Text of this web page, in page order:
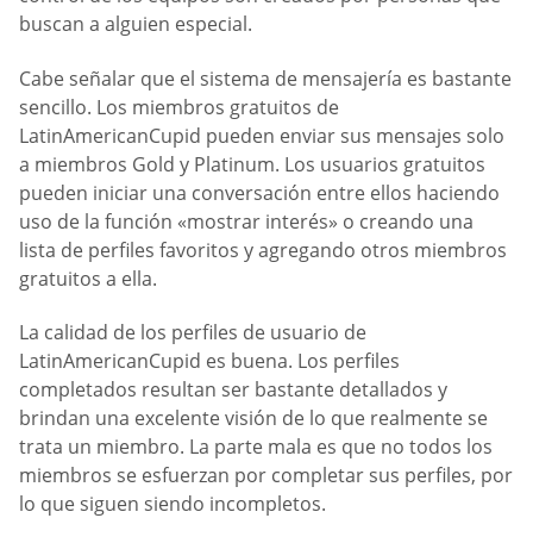
buscan a alguien especial.
Cabe señalar que el sistema de mensajería es bastante
sencillo. Los miembros gratuitos de
LatinAmericanCupid pueden enviar sus mensajes solo
a miembros Gold y Platinum. Los usuarios gratuitos
pueden iniciar una conversación entre ellos haciendo
uso de la función «mostrar interés» o creando una
lista de perfiles favoritos y agregando otros miembros
gratuitos a ella.
La calidad de los perfiles de usuario de
LatinAmericanCupid es buena. Los perfiles
completados resultan ser bastante detallados y
brindan una excelente visión de lo que realmente se
trata un miembro. La parte mala es que no todos los
miembros se esfuerzan por completar sus perfiles, por
lo que siguen siendo incompletos.